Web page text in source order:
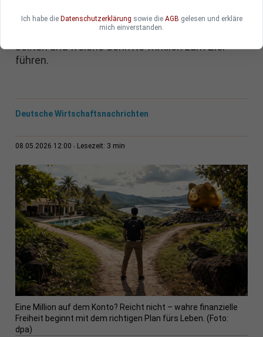
warum finanzielle Freiheit nicht vom Kontostand
abhängt, welche Denkfehler Anleger vermeiden
sollten und welche Schritte wirklich zum Ziel
führen.
Deutsche Wirtschaftsnachrichten
08.05.2026 12:00 Lesezeit: 3 min
Eine Million auf dem Konto? Reicht nicht – wahre finanzielle
Freiheit beginnt mit dem richtigen Plan fürs Leben. (Foto:
dpa)
Ich habe die Datenschutzerklärung sowie die AGB gelesen und erkläre
mich einverstanden.